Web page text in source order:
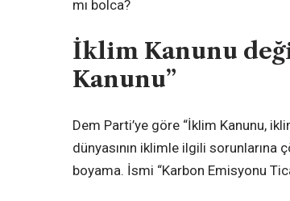
mı bolca?
İklim Kanunu
Kanunu”
Dem Parti’ye göre “İklim Kanunu,
dünyasının iklimle ilgili sorunlarına
boyama. İsmi “Karbon Emisyonu